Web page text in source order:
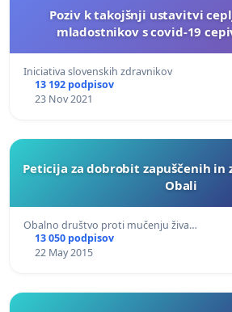
Poziv k takojšnji ustavitvi
mladostnikov s covid-19
Iniciativa slovenskih zdravnikov
13 192 podpisov
23 Nov 2021
Peticija za dobrobit zapuščenih in
Obali
Obalno društvo proti mučenju živa…
13 050 podpisov
22 May 2015